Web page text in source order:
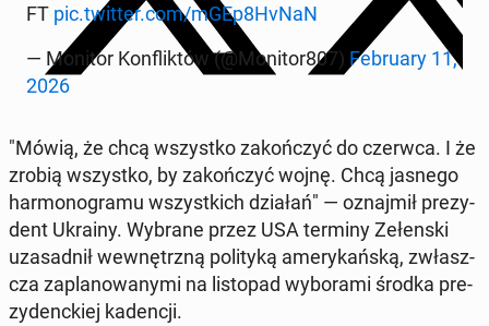
FT pic.twitter.com/mGEp8HvNaN
— Monitor Kon­flik­tów (@Monitor807) Fe­bru­ary 11,
2026
"Mówią, że chcą wszyst­ko za­koń­czyć do czerwca. I że
zrobią wszyst­ko, by za­koń­czyć wojnę. Chcą jasnego
har­mo­no­gra­mu wszyst­kich działań" — oznaj­mił pre­zy­
dent Ukrainy. Wybrane przez USA terminy Ze­łen­ski
uza­sad­nił we­wnętrz­ną po­li­ty­ką ame­ry­kań­ską, zwłasz­
cza za­pla­no­wa­ny­mi na li­sto­pad wy­bo­ra­mi środka pre­
zy­denc­kiej ka­den­cji.